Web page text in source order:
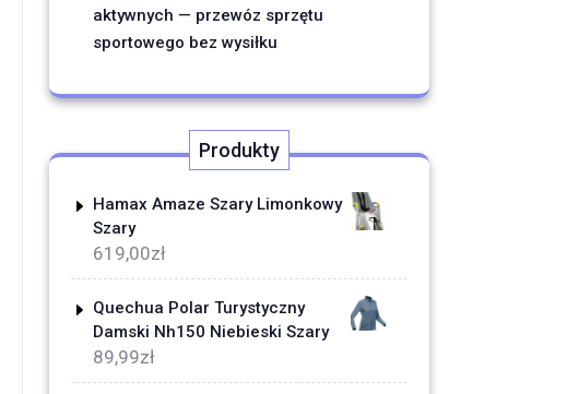
aktywnych — przewóz sprzętu
sportowego bez wysiłku
Produkty
Hamax Amaze Szary Limonkowy
Szary
619,00zł
Quechua Polar Turystyczny
Damski Nh150 Niebieski Szary
89,99zł